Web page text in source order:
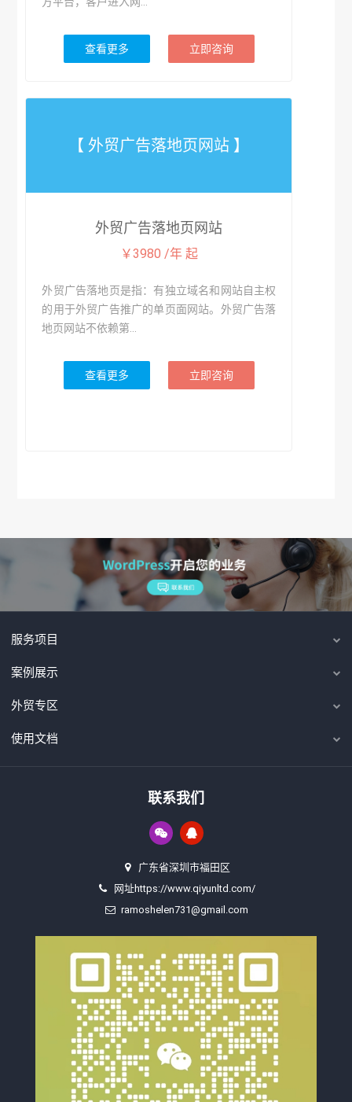
查看更多 立即咨询
【 外贸广告落地页网站 】
外贸广告落地页网站
￥3980 /年 起
外贸广告落地页是指：有独立域名和网站自主权
的用于外贸广告推广的单页面网站。外贸广告落
地页网站不依赖第...
查看更多 立即咨询
服务项目
案例展示
外贸专区
使用文档
联系我们
广东省深圳市福田区
网址https://www.qiyunltd.com/
ramoshelen731@gmail.com